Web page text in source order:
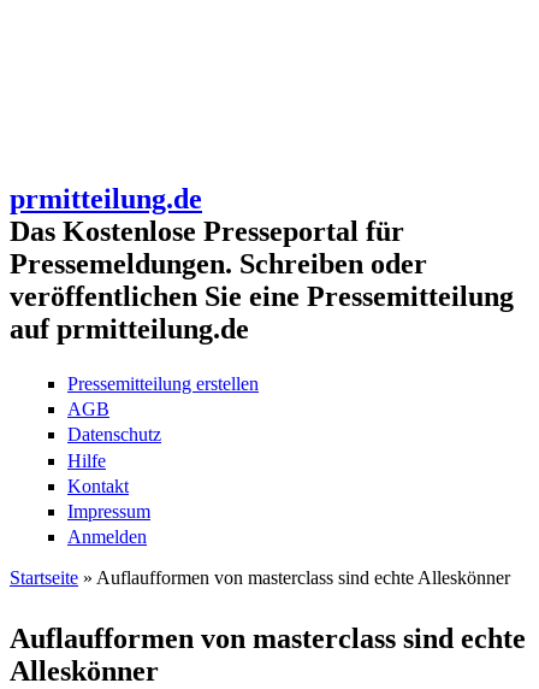
prmitteilung.de
Das Kostenlose Presseportal für
Pressemeldungen. Schreiben oder
veröffentlichen Sie eine Pressemitteilung
auf prmitteilung.de
Pressemitteilung erstellen
AGB
Datenschutz
Hilfe
Kontakt
Impressum
Anmelden
Startseite » Auflaufformen von masterclass sind echte Alleskönner
Auflaufformen von masterclass sind echte
Alleskönner